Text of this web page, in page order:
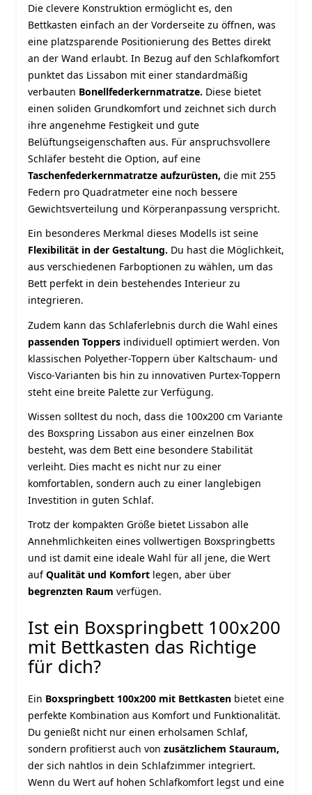
Die clevere Konstruktion ermöglicht es, den
Bettkasten einfach an der Vorderseite zu öffnen, was
eine platzsparende Positionierung des Bettes direkt
an der Wand erlaubt. In Bezug auf den Schlafkomfort
punktet das Lissabon mit einer standardmäßig
verbauten Bonellfederkernmatratze. Diese bietet
einen soliden Grundkomfort und zeichnet sich durch
ihre angenehme Festigkeit und gute
Belüftungseigenschaften aus. Für anspruchsvollere
Schläfer besteht die Option, auf eine
Taschenfederkernmatratze aufzurüsten, die mit 255
Federn pro Quadratmeter eine noch bessere
Gewichtsverteilung und Körperanpassung verspricht.
Ein besonderes Merkmal dieses Modells ist seine
Flexibilität in der Gestaltung. Du hast die Möglichkeit,
aus verschiedenen Farboptionen zu wählen, um das
Bett perfekt in dein bestehendes Interieur zu
integrieren.
Zudem kann das Schlaferlebnis durch die Wahl eines
passenden Toppers individuell optimiert werden. Von
klassischen Polyether-Toppern über Kaltschaum- und
Visco-Varianten bis hin zu innovativen Purtex-Toppern
steht eine breite Palette zur Verfügung.
Wissen solltest du noch, dass die 100x200 cm Variante
des Boxspring Lissabon aus einer einzelnen Box
besteht, was dem Bett eine besondere Stabilität
verleiht. Dies macht es nicht nur zu einer
komfortablen, sondern auch zu einer langlebigen
Investition in guten Schlaf.
Trotz der kompakten Größe bietet Lissabon alle
Annehmlichkeiten eines vollwertigen Boxspringbetts
und ist damit eine ideale Wahl für all jene, die Wert
aufQualität und Komfort legen, aber über
begrenzten Raum verfügen.
Ist ein Boxspringbett 100x200
mit Bettkasten das Richtige
für dich?
Ein Boxspringbett 100x200 mit Bettkasten bietet eine
perfekte Kombination aus Komfort und Funktionalität.
Du genießt nicht nur einen erholsamen Schlaf,
sondern profitierst auch von zusätzlichem Stauraum,
der sich nahtlos in dein Schlafzimmer integriert.
Wenn du Wert auf hohen Schlafkomfort legst und eine